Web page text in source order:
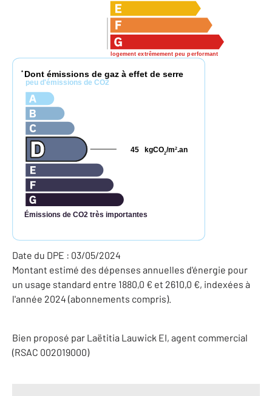
logement extrêmement peu performant
* Dont émissions de gaz à effet de serre
peu d'émissions de CO2
Émissions de CO2 très importantes
kgCO2/m2.an
45
Date du DPE : 03/05/2024
Montant estimé des dépenses annuelles d'énergie pour
un usage standard entre 1880,0 € et 2610,0 €, indexées à
l'année 2024 (abonnements compris).
Bien proposé par Laëtitia Lauwick EI, agent commercial
(RSAC 002019000)